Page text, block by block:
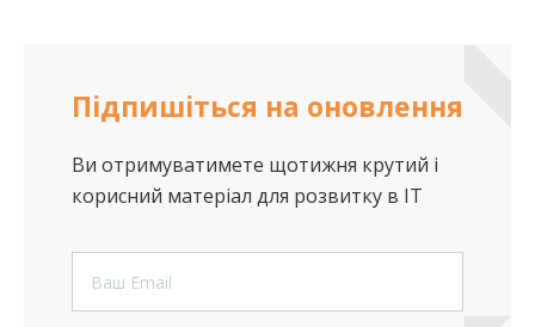
Підпишіться на оновлення
Ви отримуватимете щотижня крутий і
корисний матеріал для розвитку в IT